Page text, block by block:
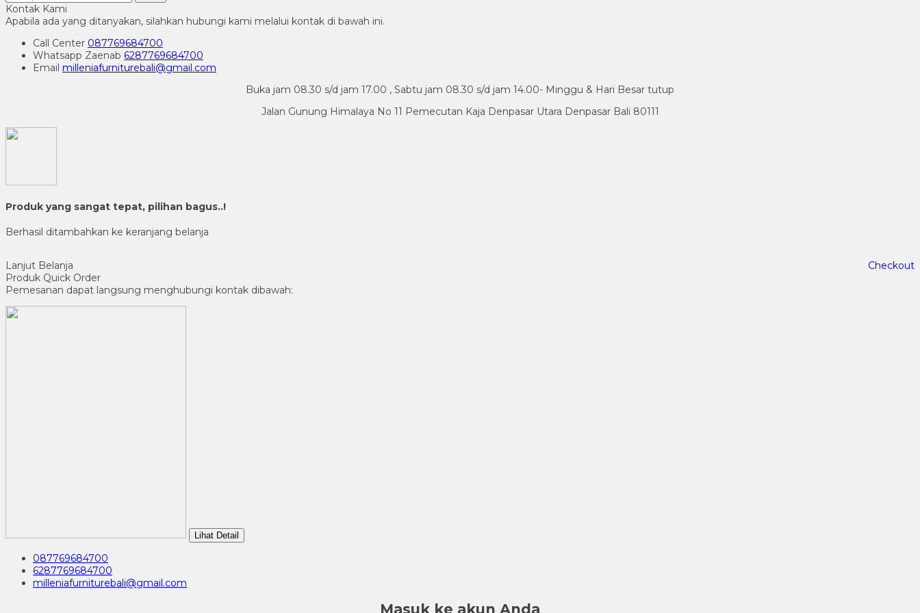
Kontak Kami
Apabila ada yang ditanyakan, silahkan hubungi kami melalui kontak di bawah ini.
Call Center 087769684700
Whatsapp Zaenab 6287769684700
Email milleniafurniturebali@gmail.com
Buka jam 08.30 s/d jam 17.00 , Sabtu jam 08.30 s/d jam 14.00- Minggu & Hari Besar tutup
Jalan Gunung Himalaya No 11 Pemecutan Kaja Denpasar Utara Denpasar Bali 80111
Produk yang sangat tepat, pilihan bagus..!
Berhasil ditambahkan ke keranjang belanja
Lanjut Belanja
Checkout
Produk Quick Order
Pemesanan dapat langsung menghubungi kontak dibawah:
Lihat Detail
087769684700
6287769684700
milleniafurniturebali@gmail.com
Masuk ke akun Anda